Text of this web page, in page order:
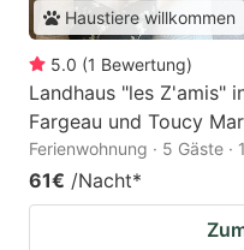
Haustiere willkommen
5.0 (1 Bewertung)
Landhaus "les Z'amis"
Fargeau und Toucy
Ferienwohnung · 5 Gäste ·
61€ /Nacht*